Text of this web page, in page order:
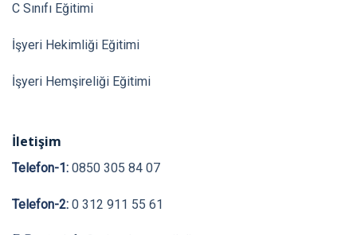
C Sınıfı Eğitimi
İşyeri Hekimliği Eğitimi
İşyeri Hemşireliği Eğitimi
İletişim
Telefon-1: 0850 305 84 07
Telefon-2: 0 312 911 55 61